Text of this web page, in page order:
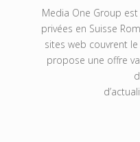
Media One Group
privées en Suisse
sites web couvrent
propose une offre